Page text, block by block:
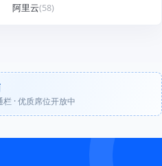
阿里云(58)
· 优质席位开放中